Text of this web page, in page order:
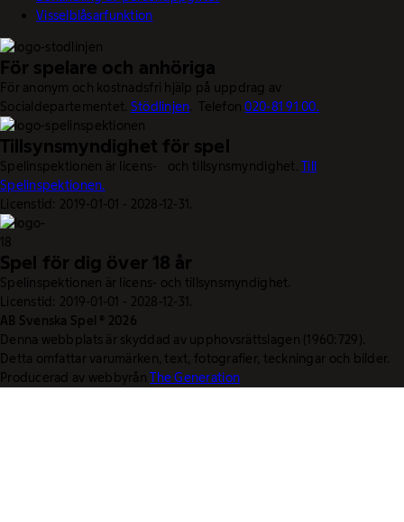
Visselblåsarfunktion
För spelare och anhöriga
För anonym och kostnadsfri hjälp på uppdrag av
Socialdepartementet. Stödlinjen . Telefon020-81 91 00.
Tillsynsmyndighet för spel
Spelinspektionen är licens- och tillsynsmyndighet.Till
Spelinspektionen.
Licenstid: 2019-01-01 - 2028-12-31.
Spel för dig över 18 år
Spelinspektionen är licens- och tillsynsmyndighet.
Licenstid: 2019-01-01 - 2028-12-31.
AB Svenska Spel © 2026
Denna webbplats är skyddad av upphovsrättslagen (1960:729).
Detta omfattar varumärken, text, fotografier, teckningar och bilder.
Producerad av webbyrånThe Generation